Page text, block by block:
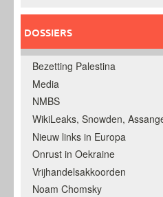
DOSSIERS
Bezetting Palestina
Media
NMBS
WikiLeaks, Snowden,
Nieuw links in Europa
Onrust in Oekraine
Vrijhandelsakkoorden
Noam Chomsky